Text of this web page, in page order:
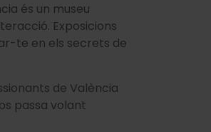
és un museu
Exposicions
te en els secrets de
de València
passa volant